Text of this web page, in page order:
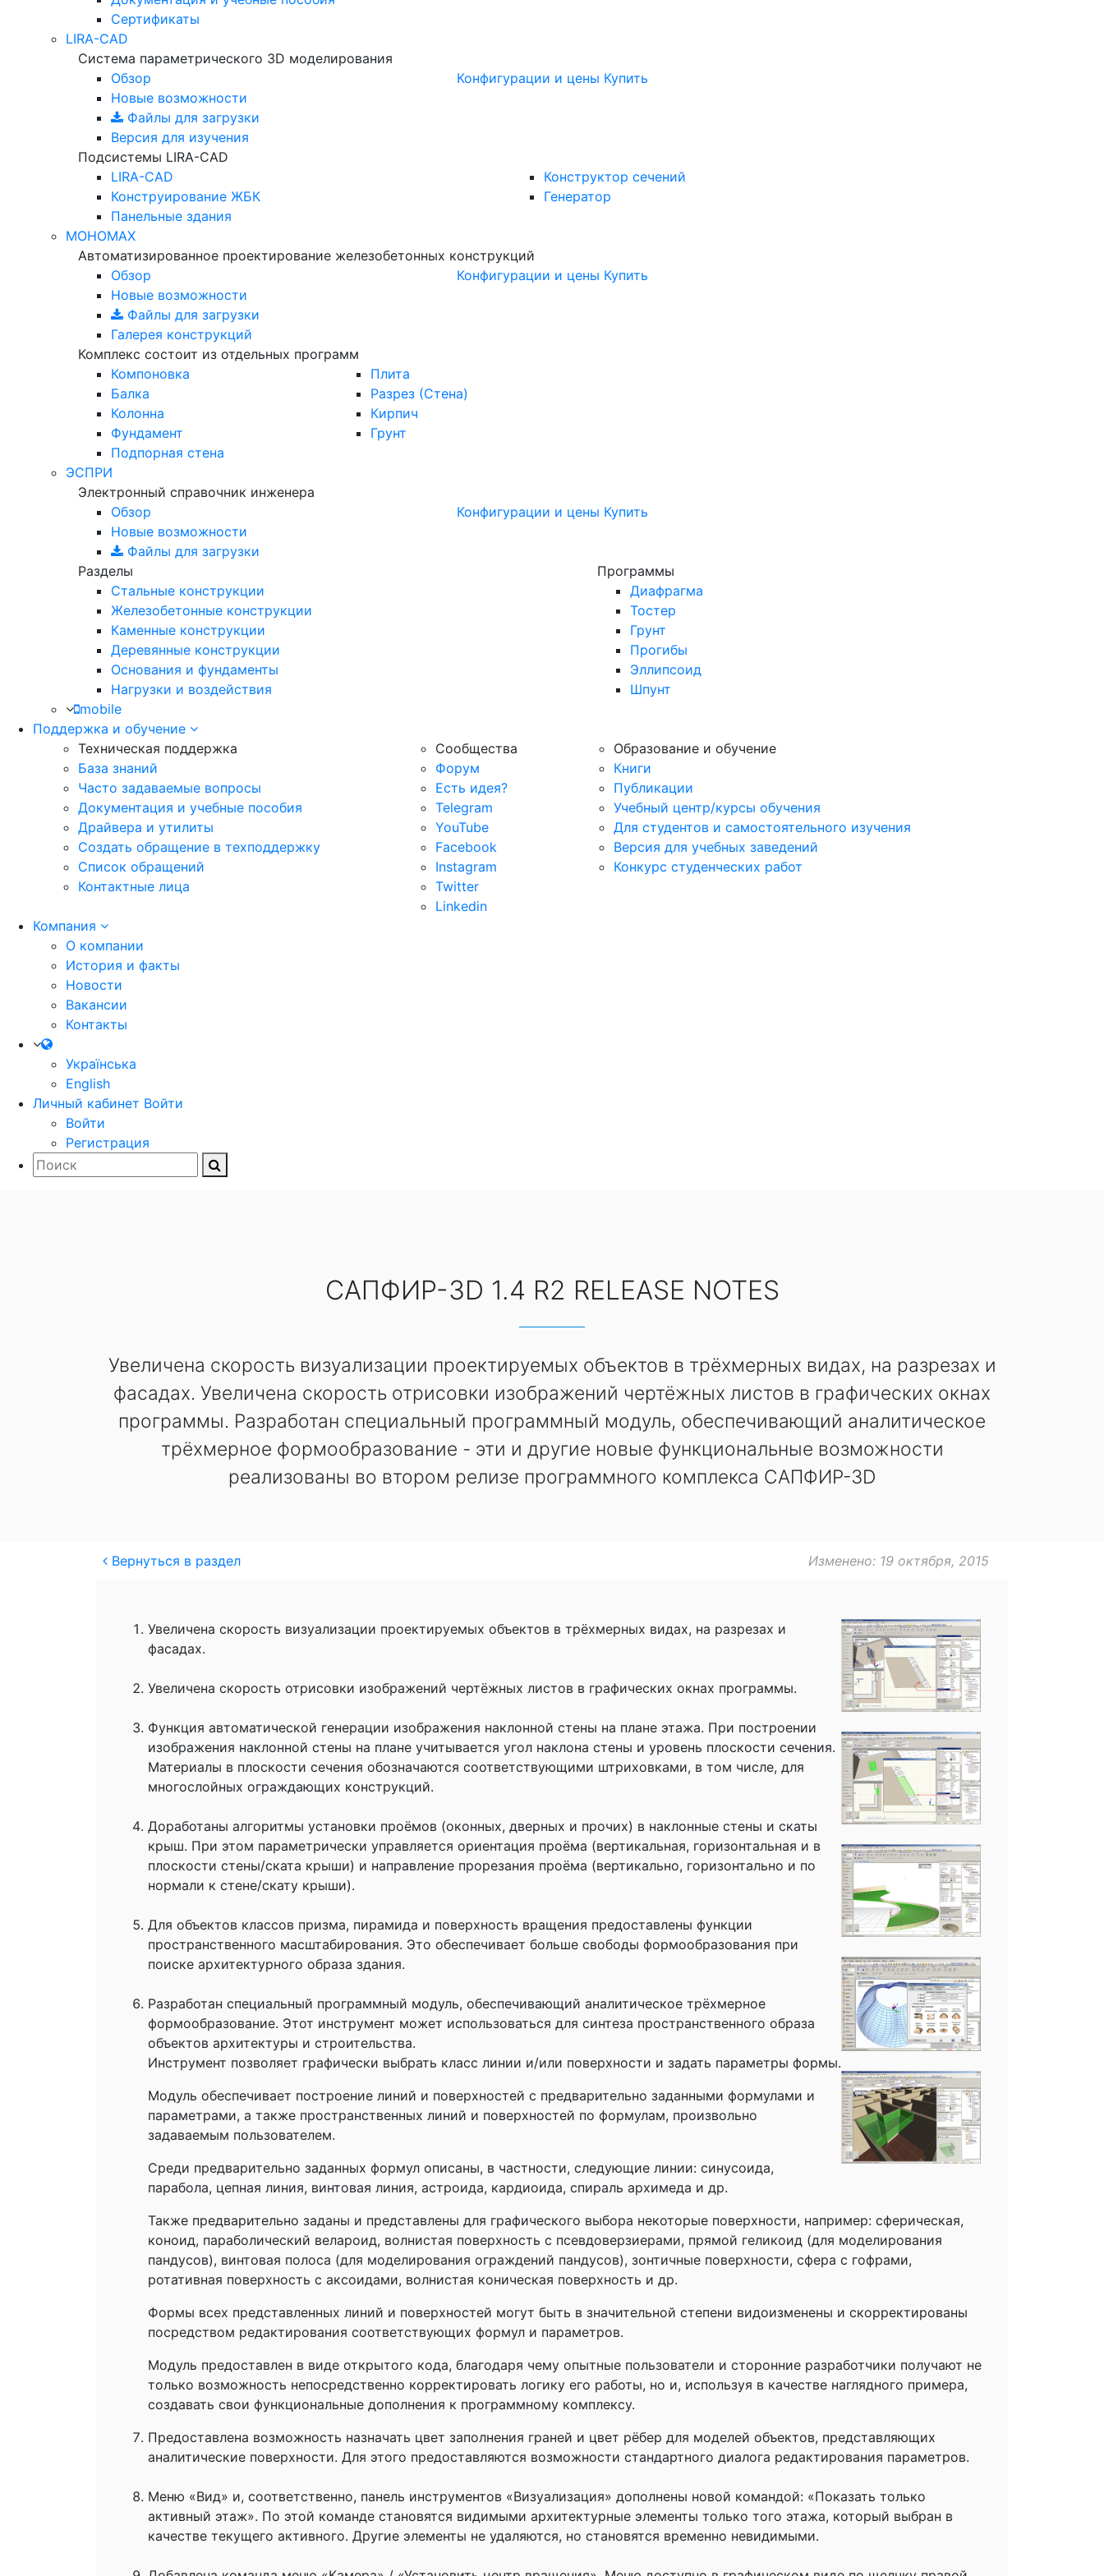
Сертификаты
LIRA-CAD
Система параметрического 3D моделирования
Обзор
Новые возможности
Файлы для загрузки
Версия для изучения
Конфигурации и цены Купить
Подсистемы LIRA-CAD
LIRA-CAD
Конструирование ЖБК
Панельные здания
Конструктор сечений
Генератор
МОНОМАХ
Автоматизированное проектирование железобетонных конструкций
Обзор
Новые возможности
Файлы для загрузки
Галерея конструкций
Конфигурации и цены Купить
Комплекс состоит из отдельных программ
Компоновка
Балка
Колонна
Фундамент
Подпорная стена
Плита
Разрез (Стена)
Кирпич
Грунт
ЭСПРИ
Электронный справочник инженера
Обзор
Новые возможности
Файлы для загрузки
Конфигурации и цены Купить
Разделы
Программы
Стальные конструкции
Железобетонные конструкции
Каменные конструкции
Деревянные конструкции
Основания и фундаменты
Нагрузки и воздействия
Диафрагма
Тостер
Грунт
Прогибы
Эллипсоид
Шпунт
mobile
Поддержка и обучение
Техническая поддержка
База знаний
Часто задаваемые вопросы
Документация и учебные пособия
Драйвера и утилиты
Создать обращение в техподдержку
Список обращений
Контактные лица
Сообщества
Форум
Есть идея?
Telegram
YouTube
Facebook
Instagram
Twitter
Linkedin
Образование и обучение
Книги
Публикации
Учебный центр/курсы обучения
Для студентов и самостоятельного изучения
Версия для учебных заведений
Конкурс студенческих работ
Компания
О компании
История и факты
Новости
Вакансии
Контакты
Українська
English
Личный кабинет Войти
Войти
Регистрация
САПФИР-3D 1.4 R2 RELEASE NOTES
Увеличена скорость визуализации проектируемых объектов в трёхмерных видах, на разрезах и
фасадах. Увеличена скорость отрисовки изображений чертёжных листов в графических окнах
программы. Разработан специальный программный модуль, обеспечивающий аналитическое
трёхмерное формообразование - эти и другие новые функциональные возможности
реализованы во втором релизе программного комплекса САПФИР-3D
Вернуться в раздел Изменено: 19 октября, 2015
Увеличена скорость визуализации проектируемых объектов в трёхмерных видах, на разрезах и
фасадах.
Увеличена скорость отрисовки изображений чертёжных листов в графических окнах программы.
Функция автоматической генерации изображения наклонной стены на плане этажа. При построении
изображения наклонной стены на плане учитывается угол наклона стены и уровень плоскости сечения.
Материалы в плоскости сечения обозначаются соответствующими штриховками, в том числе, для
многослойных ограждающих конструкций.
Доработаны алгоритмы установки проёмов (оконных, дверных и прочих) в наклонные стены и скаты
крыш. При этом параметрически управляется ориентация проёма (вертикальная, горизонтальная и в
плоскости стены/ската крыши) и направление прорезания проёма (вертикально, горизонтально и по
нормали к стене/скату крыши).
Для объектов классов призма, пирамида и поверхность вращения предоставлены функции
пространственного масштабирования. Это обеспечивает больше свободы формообразования при
поиске архитектурного образа здания.
Разработан специальный программный модуль, обеспечивающий аналитическое трёхмерное
формообразование. Этот инструмент может использоваться для синтеза пространственного образа
объектов архитектуры и строительства.
Инструмент позволяет графически выбрать класс линии и/или поверхности и задать параметры формы.
Модуль обеспечивает построение линий и поверхностей с предварительно заданными формулами и
параметрами, а также пространственных линий и поверхностей по формулам, произвольно
задаваемым пользователем.
Среди предварительно заданных формул описаны, в частности, следующие линии: синусоида,
парабола, цепная линия, винтовая линия, астроида, кардиоида, спираль архимеда и др.
Также предварительно заданы и представлены для графического выбора некоторые поверхности, например: сферическая,
коноид, параболический велароид, волнистая поверхность с псевдоверзиерами, прямой геликоид (для моделирования
пандусов), винтовая полоса (для моделирования ограждений пандусов), зонтичные поверхности, сфера с гофрами,
ротативная поверхность с аксоидами, волнистая коническая поверхность и др.
Формы всех представленных линий и поверхностей могут быть в значительной степени видоизменены и скорректированы
посредством редактирования соответствующих формул и параметров.
Модуль предоставлен в виде открытого кода, благодаря чему опытные пользователи и сторонние разработчики получают не
только возможность непосредственно корректировать логику его работы, но и, используя в качестве наглядного примера,
создавать свои функциональные дополнения к программному комплексу.
Предоставлена возможность назначать цвет заполнения граней и цвет рёбер для моделей объектов, представляющих
аналитические поверхности. Для этого предоставляются возможности стандартного диалога редактирования параметров.
Меню «Вид» и, соответственно, панель инструментов «Визуализация» дополнены новой командой: «Показать только
активный этаж». По этой команде становятся видимыми архитектурные элементы только того этажа, который выбран в
качестве текущего активного. Другие элементы не удаляются, но становятся временно невидимыми.